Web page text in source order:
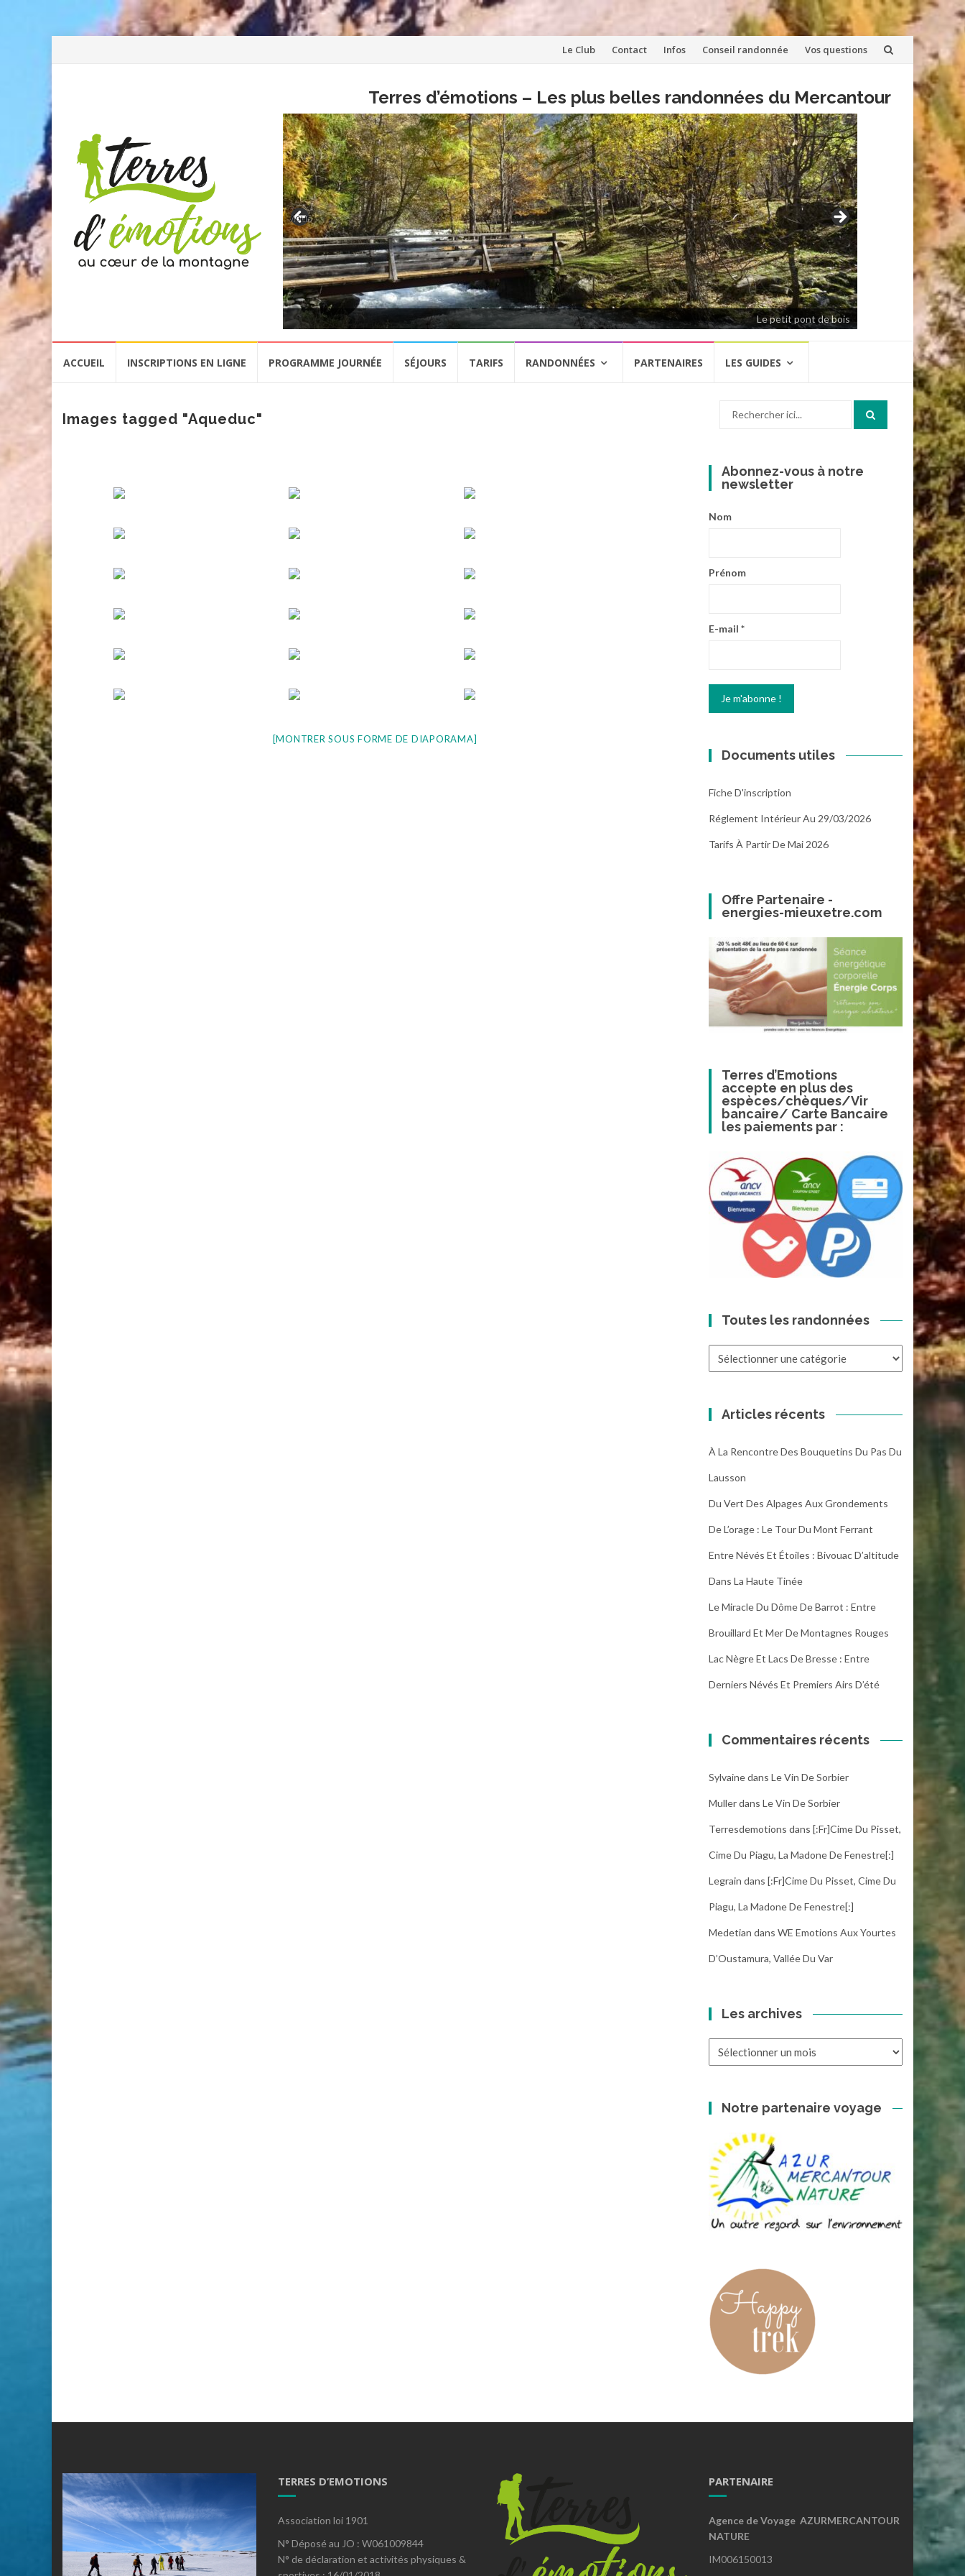
Aller
contenu
Le Club Contact Infos Conseil randonnée Vos questions
Terres d’émotions – Les plus belles randonnées du Mercantour
Le petit pont de bois
Previous
ACCUEIL INSCRIPTIONS EN LIGNE PROGRAMME JOURNÉE SÉJOURS TARIFS RANDONNÉES PARTENAIRES LES GUIDES
Images tagged "Aqueduc"
[MONTRER SOUS FORME DE DIAPORAMA]
Abonnez-vous à notre
newsletter
Nom
Prénom
E-mail *
Documents utiles
Fiche D'inscription
Réglement Intérieur Au 29/03/2026
Tarifs À Partir De Mai 2026
Offre Partenaire -
energies-mieuxetre.com
Terres d’Emotions
accepte en plus des
espèces/chèques/Vir
bancaire/ Carte Bancaire
les paiements par :
Toutes les randonnées
Articles récents
À La Rencontre Des Bouquetins Du Pas Du
Lausson
Du Vert Des Alpages Aux Grondements
De L’orage : Le Tour Du Mont Ferrant
Entre Névés Et Étoiles : Bivouac D’altitude
Dans La Haute Tinée
Le Miracle Du Dôme De Barrot : Entre
Brouillard Et Mer De Montagnes Rouges
Lac Nègre Et Lacs De Bresse : Entre
Derniers Névés Et Premiers Airs D’été
Commentaires récents
Sylvainedans Le Vin De Sorbier
Mullerdans Le Vin De Sorbier
Terresdemotions dans [:fr]Cime Du Pisset,
Cime Du Piagu, La Madone De Fenestre[:]
Legrain dans [:fr]Cime Du Pisset, Cime Du
Piagu, La Madone De Fenestre[:]
Medetian dans WE Emotions Aux Yourtes
D’Oustamura, Vallée Du Var
Les archives
Notre partenaire voyage
TERRES D’EMOTIONS
Association loi 1901
N° Déposé au JO : W061009844
N° de déclaration et activités physiques &
PARTENAIRE
Agence de Voyage AZURMERCANTOUR
NATURE
IM006150013